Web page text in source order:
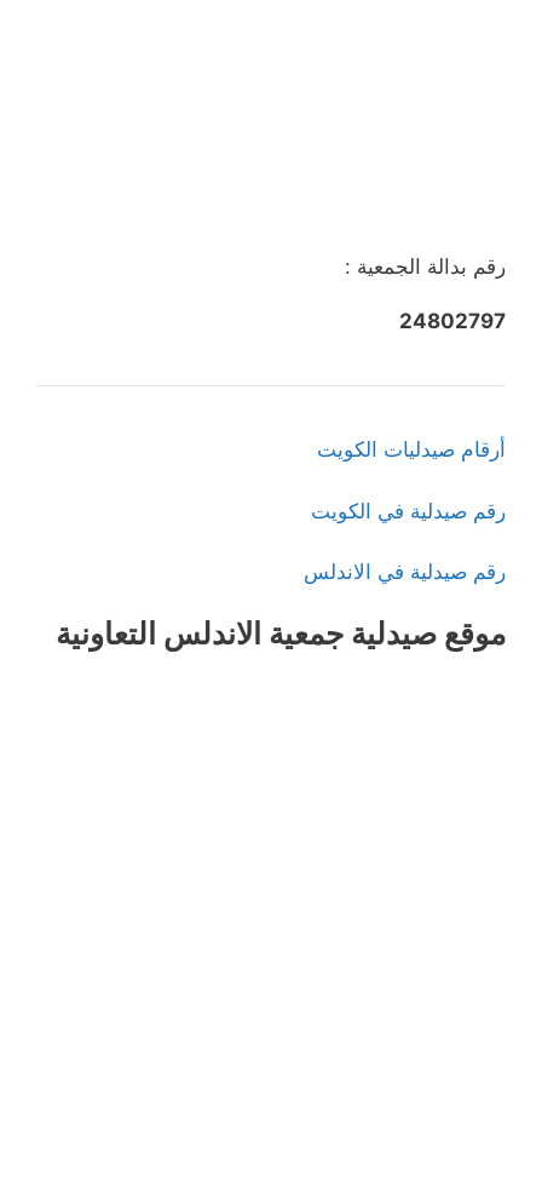
رقم بدالة الجمعية :
24802797
أرقام صيدليات الكويت
رقم صيدلية في الكويت
رقم صيدلية في الاندلس
موقع صيدلية جمعية الاندلس التعاونية